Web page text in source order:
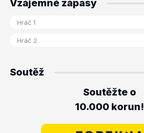
Vzájemné zápasy
Soutěž
Soutěžte o
10.000 korun!